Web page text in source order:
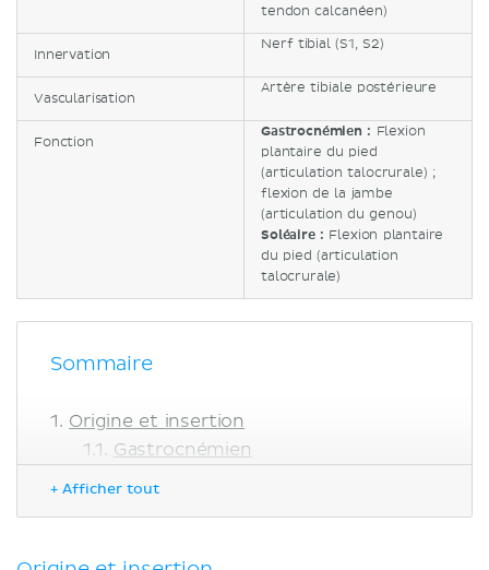
tendon calcanéen)
Innervation
Nerf tibial (S1, S2)
Vascularisation
Artère tibiale postérieure
Fonction
Gastrocnémien : Flexion
plantaire du pied
(articulation talocrurale) ;
flexion de la jambe
(articulation du genou)
Soléaire : Flexion plantaire
du pied (articulation
talocrurale)
Sommaire
Origine et insertion
Gastrocnémien
Innervation et vascularisation
+ Afficher tout